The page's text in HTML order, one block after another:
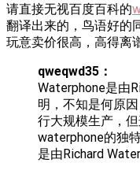
请直接无视百度百科的
翻译出来的，鸟语好的
玩意卖价很高，高得离
qweqwd35：
Waterphone是由
明，不知是何原
行大规模生产，
waterphone的独
是由Richard